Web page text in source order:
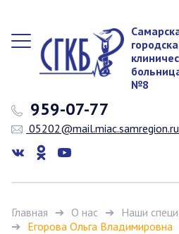
№8
959-07-77
05202@mail.miac.samregion.ru
Главная О нас
Наши
Егорова Ольга Владимировна